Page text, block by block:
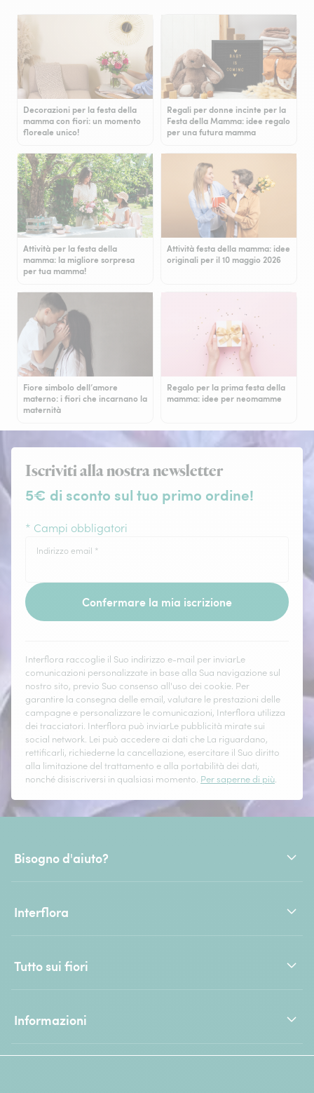
Decorazioni per la festa della
mamma con fiori: un momento
floreale unico!
Regali per donne incinte per la
Festa della Mamma: idee regalo
per una futura mamma
Attività per la festa della
mamma: la migliore sorpresa
per tua mamma!
Attività festa della mamma: idee
originali per il 10 maggio 2026
Fiore simbolo dell’amore
materno: i fiori che incarnano la
maternità
Regalo per la prima festa della
mamma: idee per neomamme
Iscriviti alla nostra newsletter
5€ di sconto sul tuo primo ordine!
* Campi obbligatori
Indirizzo email *
Confermare la mia iscrizione
Interflora raccoglie il Suo indirizzo e-mail per inviarLe
comunicazioni personalizzate in base alla Sua navigazione sul
nostro sito, previo Suo consenso all'uso dei cookie. Per
garantire la consegna delle email, valutare le prestazioni delle
campagne e personalizzare le comunicazioni, Interflora utilizza
dei tracciatori. Interflora può inviarLe pubblicità mirate sui
social network. Lei può accedere ai dati che La riguardano,
rettificarli, richiederne la cancellazione, esercitare il Suo diritto
alla limitazione del trattamento e alla portabilità dei dati,
nonché disiscriversi in qualsiasi momento. Per saperne di più.
Bisogno d'aiuto?
Interflora
Tutto sui fiori
Informazioni